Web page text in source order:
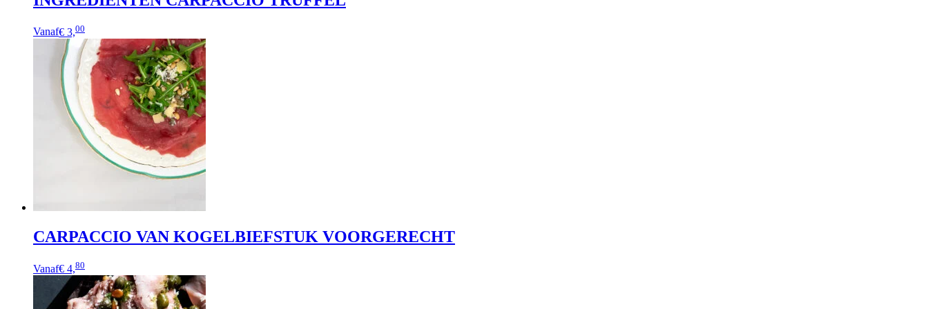
Vanaf€ 3,00
CARPACCIO VAN KOGELBIEFSTUK VOORGERECHT
Vanaf€ 4,80